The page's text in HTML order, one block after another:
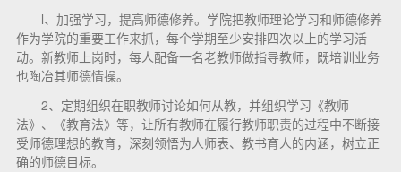
l、加强学习，提高师德修养。学院把教师理论学习和师德修养
作为学院的重要工作来抓，每个学期至少安排四次以上的学习活
动。新教师上岗时，每人配备一名老教师做指导教师，既培训业务
也陶冶其师德情操。
2、定期组织在职教师讨论如何从教，并组织学习《教师
法》、《教育法》等，让所有教师在履行教师职责的过程中不断接
受师德理想的教育，深刻领悟为人师表、教书育人的内涵，树立正
确的师德目标。